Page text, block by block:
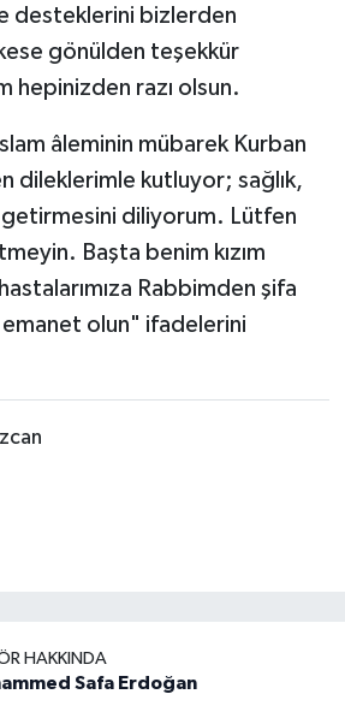
desteklerini bizlerden
gönülden teşekkür
hepinizden razı olsun.
âleminin mübarek Kurban
dileklerimle kutluyor; sağlık,
diliyorum. Lütfen
Başta benim kızım
Rabbimden şifa
emanet olun" ifadelerini
HAKKINDA
Safa Erdoğan